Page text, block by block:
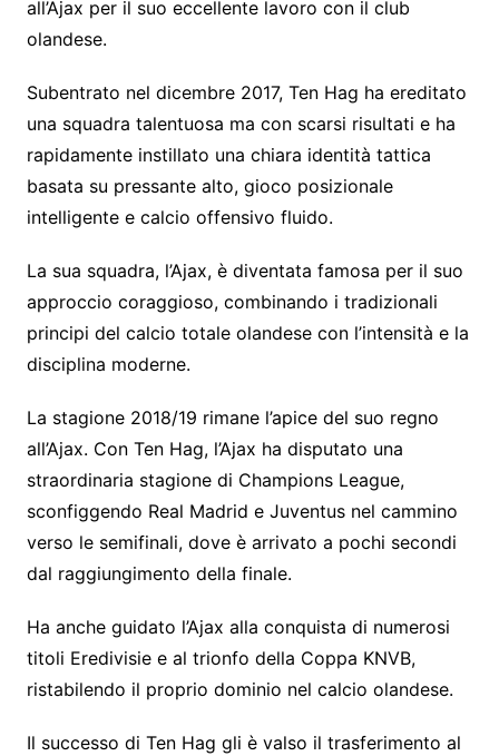
all’Ajax per il suo eccellente lavoro con il club
olandese.
Subentrato nel dicembre 2017, Ten Hag ha ereditato
una squadra talentuosa ma con scarsi risultati e ha
rapidamente instillato una chiara identità tattica
basata su pressante alto, gioco posizionale
intelligente e calcio offensivo fluido.
La sua squadra, l’Ajax, è diventata famosa per il suo
approccio coraggioso, combinando i tradizionali
principi del calcio totale olandese con l’intensità e la
disciplina moderne.
La stagione 2018/19 rimane l’apice del suo regno
all’Ajax. Con Ten Hag, l’Ajax ha disputato una
straordinaria stagione di Champions League,
sconfiggendo Real Madrid e Juventus nel cammino
verso le semifinali, dove è arrivato a pochi secondi
dal raggiungimento della finale.
Ha anche guidato l’Ajax alla conquista di numerosi
titoli Eredivisie e al trionfo della Coppa KNVB,
ristabilendo il proprio dominio nel calcio olandese.
Il successo di Ten Hag gli è valso il trasferimento al